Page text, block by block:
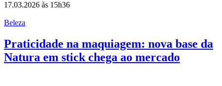
17.03.2026 às 15h36
Beleza
Praticidade na maquiagem: nova base da
Natura em stick chega ao mercado